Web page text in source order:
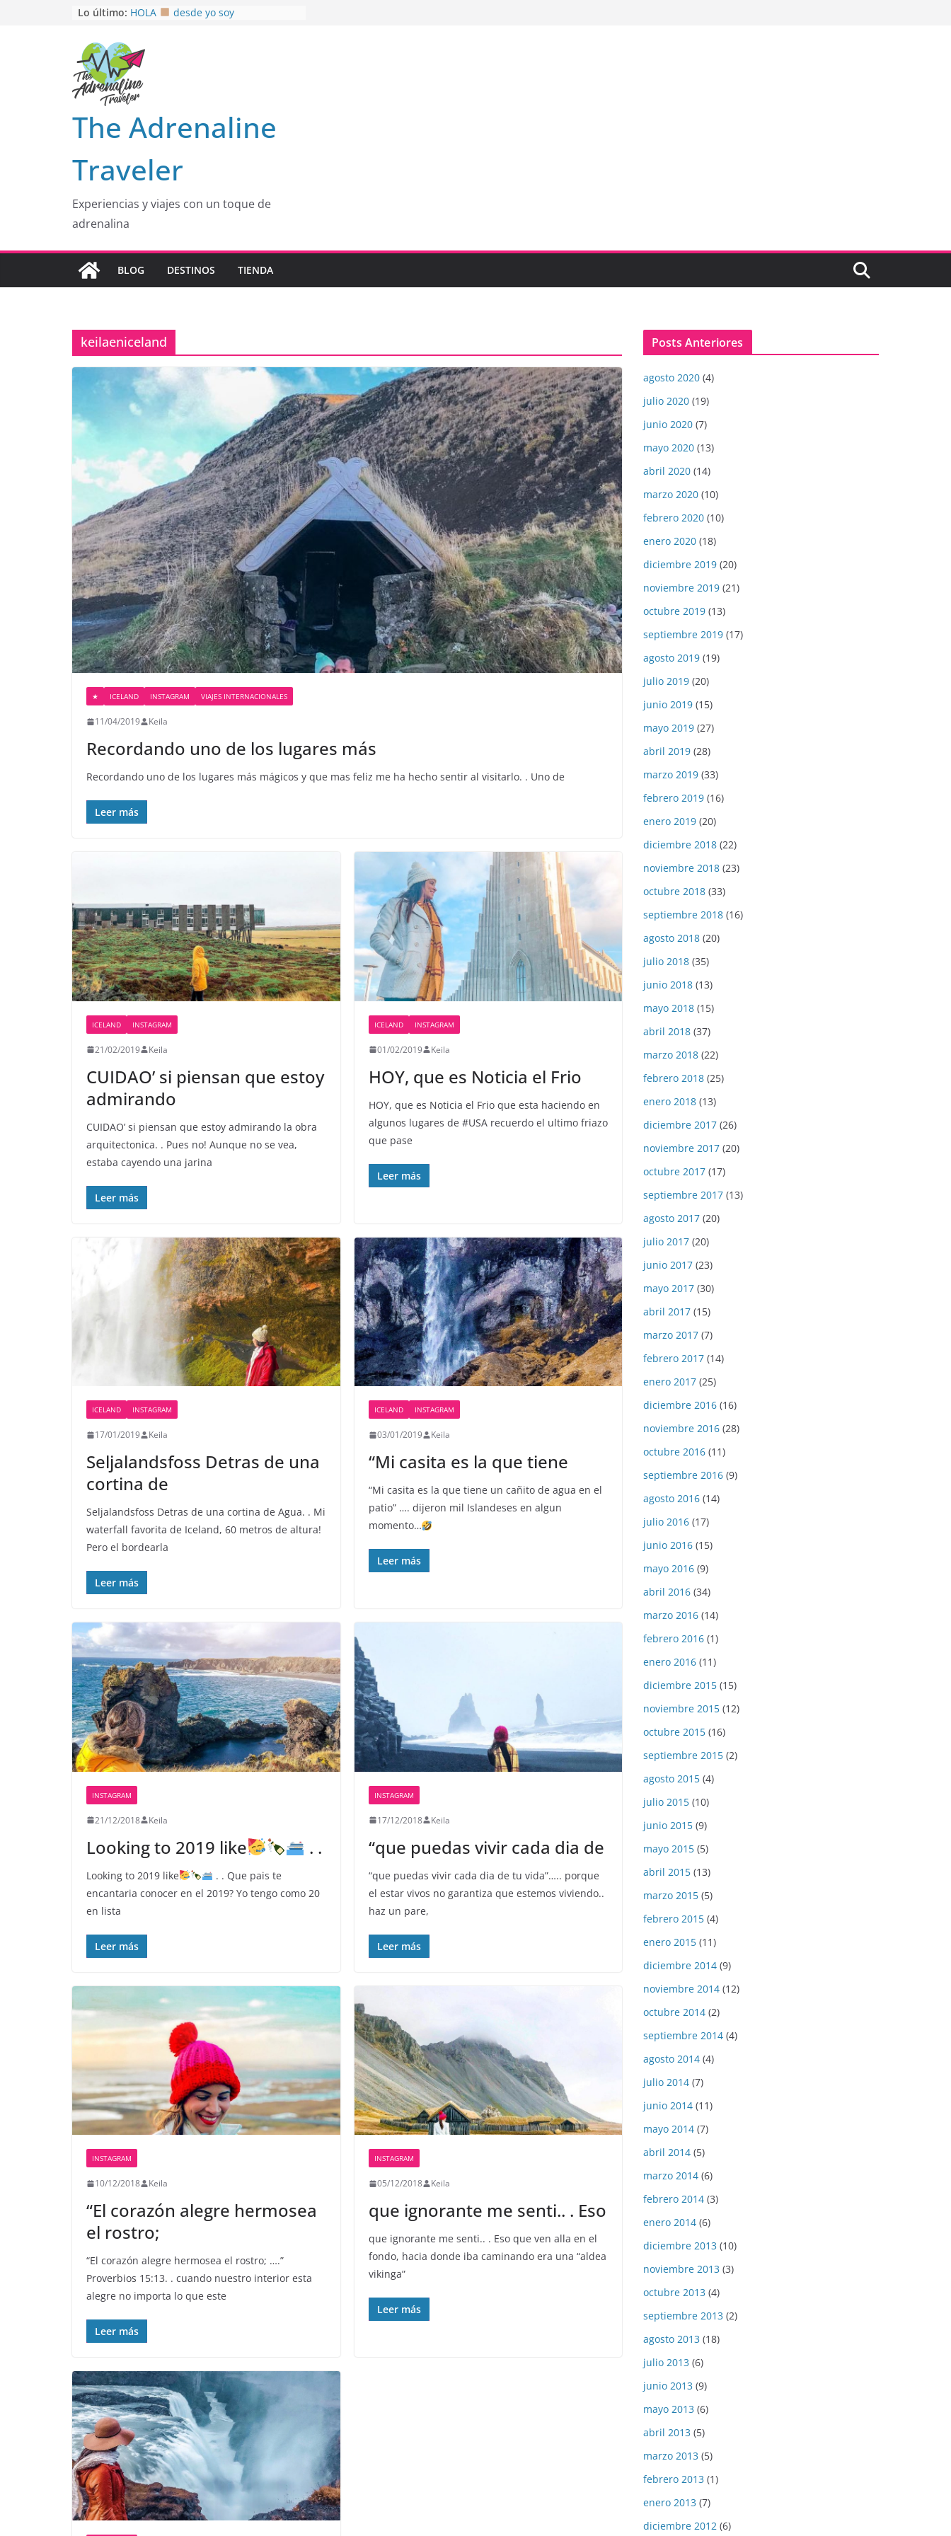
Lo último: HOLA
desde yo soy
EL SENDERO DEL CACAO: Excelente
opción
HOSPEDAJE AL NATURALSHH !!
En
MULITO!
The Adrenaline
Traveler
Experiencias y viajes con un toque de
adrenalina
BLOG DESTINOS TIENDA
keilaeniceland
★ ICELAND INSTAGRAM VIAJES INTERNACIONALES
11/04/2019 Keila
Recordando uno de los lugares más
Recordando uno de los lugares más mágicos y que mas feliz me ha hecho sentir al visitarlo. . Uno de
Leer más
ICELAND INSTAGRAM
21/02/2019 Keila
CUIDAO’ si piensan que estoy
admirando
CUIDAO’ si piensan que estoy admirando la obra
arquitectonica. . Pues no! Aunque no se vea,
estaba cayendo una jarina
Leer más
ICELAND INSTAGRAM
01/02/2019 Keila
HOY, que es Noticia el Frio
HOY, que es Noticia el Frio que esta haciendo en
algunos lugares de #USA recuerdo el ultimo friazo
que pase
Leer más
ICELAND INSTAGRAM
17/01/2019 Keila
Seljalandsfoss️ Detras de una
cortina de
Seljalandsfoss️ Detras de una cortina de Agua. . Mi
waterfall favorita de Iceland, 60 metros de altura!
Pero el bordearla
Leer más
ICELAND INSTAGRAM
03/01/2019 Keila
“Mi casita es la que tiene
“Mi casita es la que tiene un cañito de agua en el
patio” …. dijeron mil Islandeses en algun
momento…
Leer más
INSTAGRAM
21/12/2018 Keila
Looking to 2019 like . .
Looking to 2019 like
. . Que pais te
encantaria conocer en el 2019? Yo tengo como 20
en lista
Leer más
INSTAGRAM
17/12/2018 Keila
“que puedas vivir cada dia de
“que puedas vivir cada dia de tu vida”….. porque
el estar vivos no garantiza que estemos viviendo..
haz un pare,
Leer más
INSTAGRAM
10/12/2018 Keila
“El corazón alegre hermosea
el rostro;
“El corazón alegre hermosea el rostro; ….”
Proverbios 15:13. . cuando nuestro interior esta
alegre no importa lo que este
Leer más
INSTAGRAM
05/12/2018 Keila
que ignorante me senti.. . Eso
que ignorante me senti.. . Eso que ven alla en el
fondo, hacia donde iba caminando era una “aldea
vikinga”
Leer más
Posts Anteriores
agosto 2020 (4)
julio 2020 (19)
junio 2020 (7)
mayo 2020 (13)
abril 2020 (14)
marzo 2020 (10)
febrero 2020 (10)
enero 2020 (18)
diciembre 2019 (20)
noviembre 2019 (21)
octubre 2019 (13)
septiembre 2019 (17)
agosto 2019 (19)
julio 2019 (20)
junio 2019 (15)
mayo 2019 (27)
abril 2019 (28)
marzo 2019 (33)
febrero 2019 (16)
enero 2019 (20)
diciembre 2018 (22)
noviembre 2018 (23)
octubre 2018 (33)
septiembre 2018 (16)
agosto 2018 (20)
julio 2018 (35)
junio 2018 (13)
mayo 2018 (15)
abril 2018 (37)
marzo 2018 (22)
febrero 2018 (25)
enero 2018 (13)
diciembre 2017 (26)
noviembre 2017 (20)
octubre 2017 (17)
septiembre 2017 (13)
agosto 2017 (20)
julio 2017 (20)
junio 2017 (23)
mayo 2017 (30)
abril 2017 (15)
marzo 2017 (7)
febrero 2017 (14)
enero 2017 (25)
diciembre 2016 (16)
noviembre 2016 (28)
octubre 2016 (11)
septiembre 2016 (9)
agosto 2016 (14)
julio 2016 (17)
junio 2016 (15)
mayo 2016 (9)
abril 2016 (34)
marzo 2016 (14)
febrero 2016 (1)
enero 2016 (11)
diciembre 2015 (15)
noviembre 2015 (12)
octubre 2015 (16)
septiembre 2015 (2)
agosto 2015 (4)
julio 2015 (10)
junio 2015 (9)
mayo 2015 (5)
abril 2015 (13)
marzo 2015 (5)
febrero 2015 (4)
enero 2015 (11)
diciembre 2014 (9)
noviembre 2014 (12)
octubre 2014 (2)
septiembre 2014 (4)
agosto 2014 (4)
julio 2014 (7)
junio 2014 (11)
mayo 2014 (7)
abril 2014 (5)
marzo 2014 (6)
febrero 2014 (3)
enero 2014 (6)
diciembre 2013 (10)
noviembre 2013 (3)
octubre 2013 (4)
septiembre 2013 (2)
agosto 2013 (18)
julio 2013 (6)
junio 2013 (9)
mayo 2013 (6)
abril 2013 (5)
marzo 2013 (5)
febrero 2013 (1)
enero 2013 (7)
diciembre 2012 (6)